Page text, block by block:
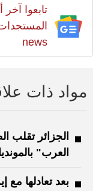
تابعوا آخر
news
مواد ذات
الجزائر تقلب
العرب"
بعد تعادلها مع